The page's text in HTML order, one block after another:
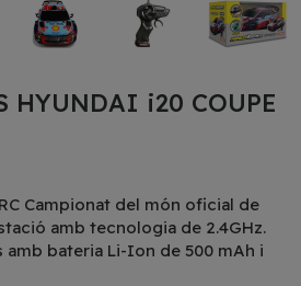
HYUNDAI i20 COUPE
Campionat del món oficial de
amb tecnologia de 2.4GHz.
amb bateria Li-Ion de 500 mAh i